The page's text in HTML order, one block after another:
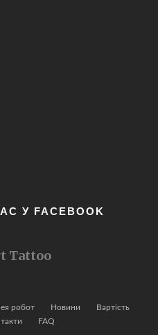
У FACEBOOK
Tattoo
робот Новини
Вартість
FAQ